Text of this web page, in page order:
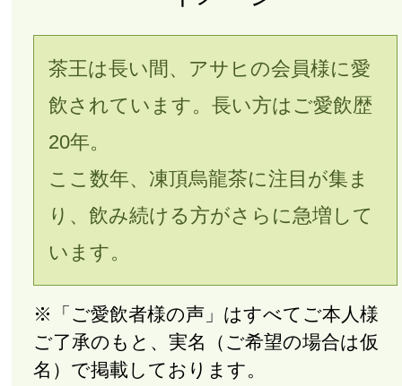
茶王は長い間、アサヒの会員様に愛
飲されています。長い方はご愛飲歴
20年。
ここ数年、凍頂烏龍茶に注目が集ま
り、飲み続ける方がさらに急増して
います。
※「ご愛飲者様の声」はすべてご本人様
ご了承のもと、実名（ご希望の場合は仮
名）で掲載しております。